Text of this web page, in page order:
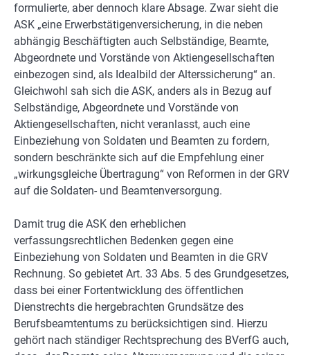
formulierte, aber dennoch klare Absage. Zwar sieht die
ASK „eine Erwerbstätigenversicherung, in die neben
abhängig Beschäftigten auch Selbständige, Beamte,
Abgeordnete und Vorstände von Aktiengesellschaften
einbezogen sind, als Idealbild der Alterssicherung“ an.
Gleichwohl sah sich die ASK, anders als in Bezug auf
Selbständige, Abgeordnete und Vorstände von
Aktiengesellschaften, nicht veranlasst, auch eine
Einbeziehung von Soldaten und Beamten zu fordern,
sondern beschränkte sich auf die Empfehlung einer
„wirkungsgleiche Übertragung“ von Reformen in der GRV
auf die Soldaten- und Beamtenversorgung.
Damit trug die ASK den erheblichen
verfassungsrechtlichen Bedenken gegen eine
Einbeziehung von Soldaten und Beamten in die GRV
Rechnung. So gebietet Art. 33 Abs. 5 des Grundgesetzes,
dass bei einer Fortentwicklung des öffentlichen
Dienstrechts die hergebrachten Grundsätze des
Berufsbeamtentums zu berücksichtigen sind. Hierzu
gehört nach ständiger Rechtsprechung des BVerfG auch,